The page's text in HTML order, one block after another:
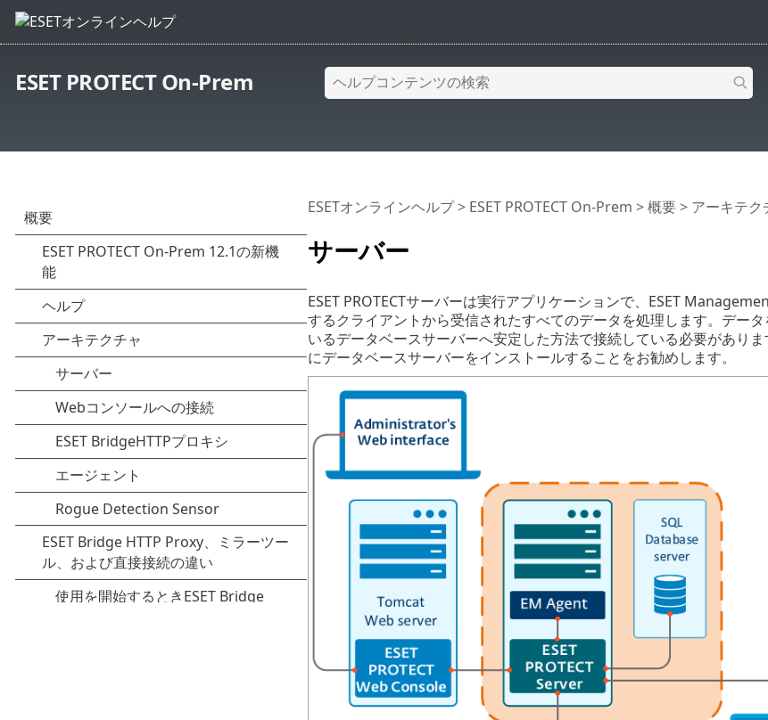
ESET PROTECT On-Prem
サーバー
ESETオンラインヘルプ> ESET PROTECT On-Prem >概要> アーキテク
ESET PROTECTサーバーは実行アプリケーションで、ESET
するクライアントから受信されたすべてのデータを処理します。デー
いるデータベースサーバーへ安定した方法で接続している必要があり
にデータベースサーバーをインストールすることをお勧めします。